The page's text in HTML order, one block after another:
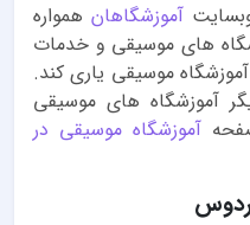
آموزشگاهانهمواره
های موسیقی و خدمات
موسیقی یاری کند.
آموزشگاه های موسیقی
آموزشگاه موسیقی در